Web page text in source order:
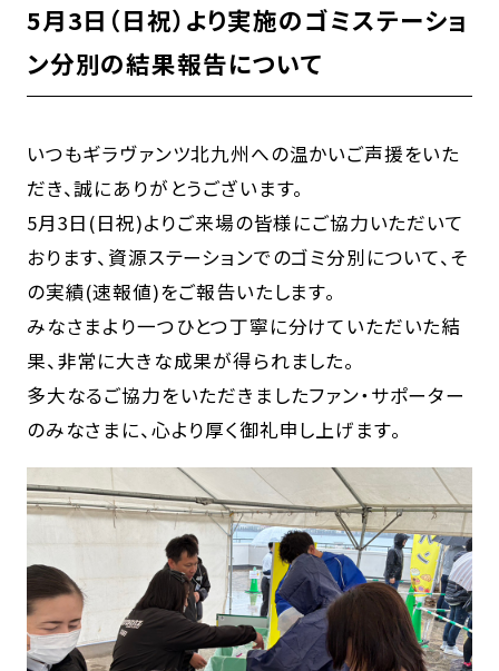
5月3日（日祝）より実施のゴミステーショ
ン分別の結果報告について
いつもギラヴァンツ北九州への温かいご声援をいた
だき、誠にありがとうございます。
5月3日(日祝)よりご来場の皆様にご協力いただいて
おります、資源ステーションでのゴミ分別について、そ
の実績(速報値)をご報告いたします。
みなさまより一つひとつ丁寧に分けていただいた結
果、非常に大きな成果が得られました。
多大なるご協力をいただきましたファン・サポーター
のみなさまに、心より厚く御礼申し上げます。